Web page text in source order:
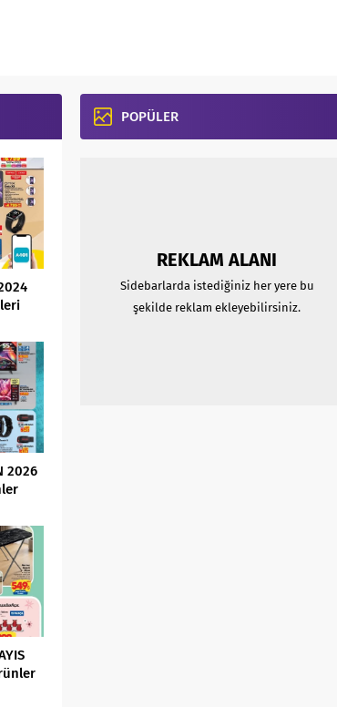
2026
POPÜLER
REKLAM ALANI
Sidebarlarda istediğiniz her yere bu
şekilde reklam ekleyebilirsiniz.